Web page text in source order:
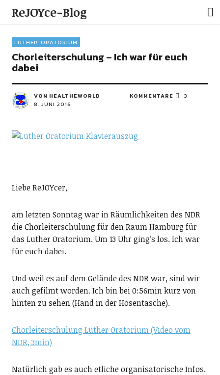
ReJOYce-Blog
LUTHER-ORATORIUM
Chorleiterschulung – Ich war für euch
dabei
VON HEALTHEWORLD
8. JUNI 2016
KOMMENTARE 3
Liebe ReJOYcer,
am letzten Sonntag war in Räumlichkeiten des NDR
die Chorleiterschulung für den Raum Hamburg für
das Luther Oratorium. Um 13 Uhr ging’s los. Ich war
für euch dabei.
Und weil es auf dem Gelände des NDR war, sind wir
auch gefilmt worden. Ich bin bei 0:56min kurz von
hinten zu sehen (Hand in der Hosentasche).
Chorleiterschulung Luther Oratorium (Video vom
NDR, 3min)
Natürlich gab es auch etliche organisatorische Infos.